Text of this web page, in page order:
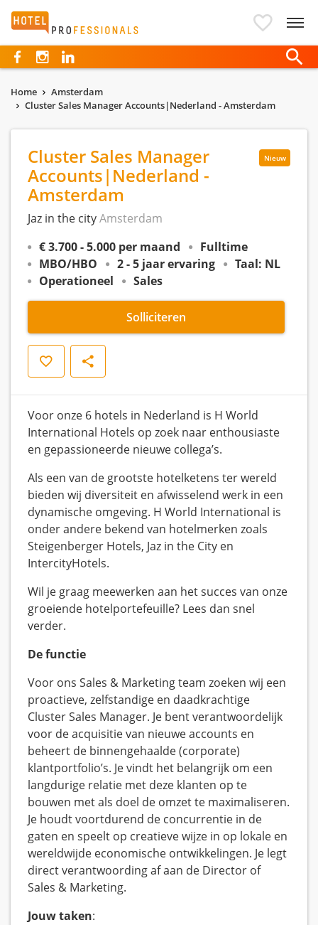
Hotelprofessionals
Home
Amsterdam
Cluster Sales Manager Accounts|Nederland - Amsterdam
Nieuw
Cluster Sales Manager
Accounts|Nederland -
Amsterdam
Jaz in the cityAmsterdam
€ 3.700 - 5.000 per maand
Fulltime
MBO/HBO
2 - 5 jaar ervaring
Taal: NL
Operationeel
Sales
Solliciteren
Opslaan Delen
Voor onze 6 hotels in Nederland is H World
International Hotels op zoek naar enthousiaste
en gepassioneerde nieuwe collega’s.
Als een van de grootste hotelketens ter wereld
bieden wij diversiteit en afwisselend werk in een
dynamische omgeving. H World International is
onder andere bekend van hotelmerken zoals
Steigenberger Hotels, Jaz in the City en
IntercityHotels.
Wil je graag meewerken aan het succes van onze
groeiende hotelportefeuille? Lees dan snel
verder.
De functie
Voor ons Sales & Marketing team zoeken wij een
proactieve, zelfstandige en daadkrachtige
Cluster Sales Manager. Je bent verantwoordelijk
voor de acquisitie van nieuwe accounts en
beheert de binnengehaalde (corporate)
klantportfolio’s. Je vindt het belangrijk om een
langdurige relatie met deze klanten op te
bouwen met als doel de omzet te maximaliseren.
Je houdt voortdurend de concurrentie in de
gaten en speelt op creatieve wijze in op lokale en
wereldwijde economische ontwikkelingen. Je legt
direct verantwoording af aan de Director of
Sales & Marketing.
Jouw taken: